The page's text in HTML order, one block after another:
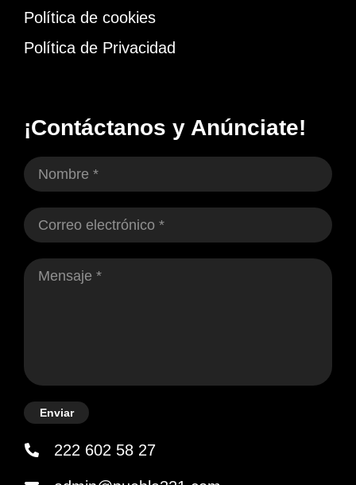
Política de cookies
Política de Privacidad
¡Contáctanos y Anúnciate!
Enviar
222 602 58 27